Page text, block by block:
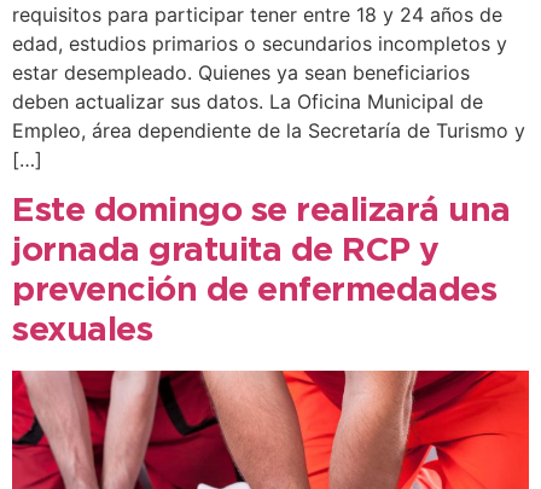
requisitos para participar tener entre 18 y 24 años de
edad, estudios primarios o secundarios incompletos y
estar desempleado. Quienes ya sean beneficiarios
deben actualizar sus datos. La Oficina Municipal de
Empleo, área dependiente de la Secretaría de Turismo y
[…]
Este domingo se realizará una
jornada gratuita de RCP y
prevención de enfermedades
sexuales